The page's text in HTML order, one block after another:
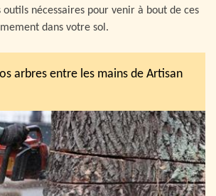
nécessaires pour venir à bout de ces
dans votre sol.
arbres entre les mains de Artisan